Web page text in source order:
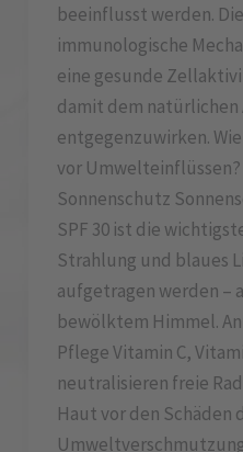
beeinflusst werden.
immunologische
eine gesunde
damit dem natürlichen
entgegenzuwirken.
vor
Sonnenschutz
SPF 30 ist die
Strahlung und blaues
aufgetragen werden –
bewölktem Himmel.
Pflege Vitamin C,
neutralisieren freie
Haut vor den Schäden